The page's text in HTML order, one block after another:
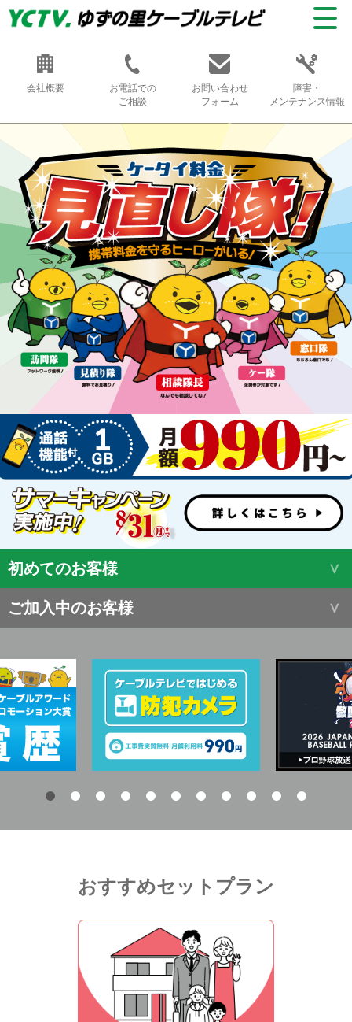
会社概要
お電話での
ご相談
お問い合わせ
フォーム
障害・
メンテナンス情報
初めてのお客様
ご加入中のお客様
おすすめセットプラン